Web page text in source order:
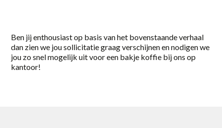
Ben jij enthousiast op basis van het bovenstaande verhaal
dan zien we jou sollicitatie graag verschijnen en nodigen we
jou zo snel mogelijk uit voor een bakje koffie bij ons op
kantoor!
Rotterdam
Scherpenzeel